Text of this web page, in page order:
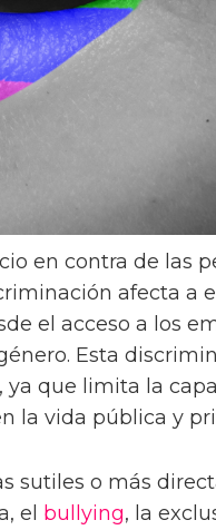
en contra de las
afecta a
el acceso a los
Esta
que limita la
la vida pública y
sutiles o más
el bullying, la